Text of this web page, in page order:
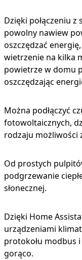
Dzięki połączeniu z
powolny nawiew
oszczędzać
wietrzenie na kilka
powietrze w domu
oszczędzając
Można podłączyć
fotowoltaicznych,
rodzaju możliwości
Od prostych
podgrzewanie
słonecznej.
Dzięki Home
urządzeniami
protokołu modbus
gorąco.